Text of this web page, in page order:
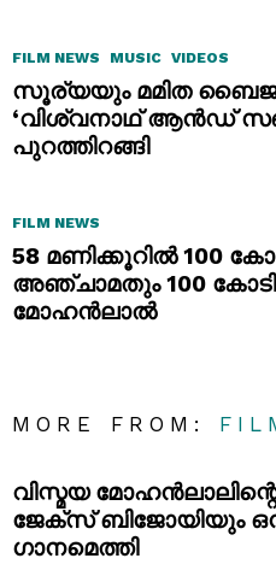
FILM NEWS MUSIC VIDEOS
സൂര്യയും മമിത
‘വിശ്വനാഥ് ആൻഡ്
പുറത്തിറങ്ങി
FILM NEWS
58 മണിക്കൂറിൽ 100
അഞ്ചാമതും 100
മോഹൻലാൽ
MORE FROM:
വിസ്മയ
ജേക്സ് ബിജോയിയും
ഗാനമെത്തി